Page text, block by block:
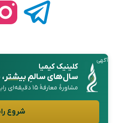
آگهی
کلینیک کیمیا
سال‌های سالمِبیشتر
مشاورهٔ معارفهٔ ۱۵ دقیقه‌ای رایگان، آنلاین
شروع